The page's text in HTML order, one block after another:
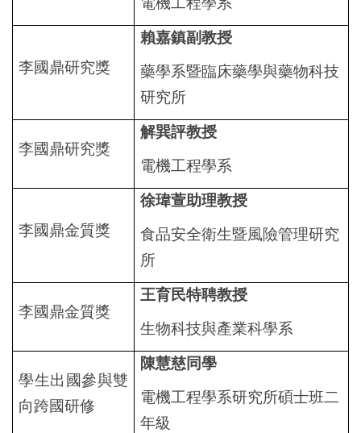
2026 BioAsia亞洲生技大展
李國鼎研究獎
賴嘉鎮副教授
藥學系暨臨床藥學與藥物科技
研究所
李國鼎研究獎
解巽評教授
電機工程學系
李國鼎金質獎
徐瑋萱助理教授
食品安全衛生暨風險管理研究
所
李國鼎金質獎
王育民特聘教授
生物科技與產業科學系
學生出國參與雙
向跨國研修
陳慧慈同學
電機工程學系研究所碩士班二
年級